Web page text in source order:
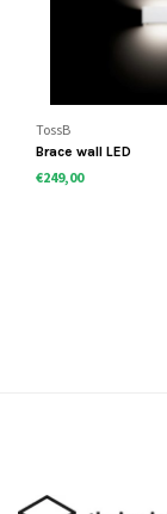
TossB
Brace wall LED
€249,00